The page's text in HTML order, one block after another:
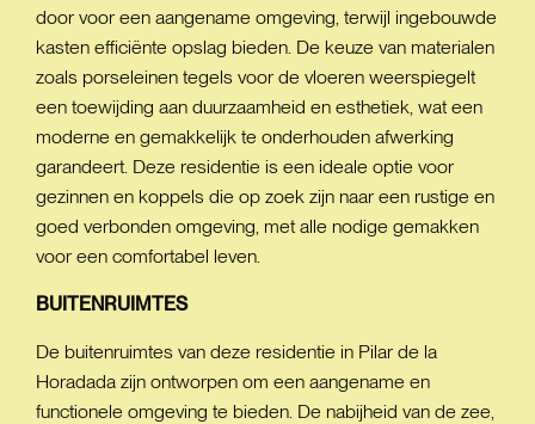
door voor een aangename omgeving, terwijl ingebouwde
kasten efficiënte opslag bieden. De keuze van materialen
zoals porseleinen tegels voor de vloeren weerspiegelt
een toewijding aan duurzaamheid en esthetiek, wat een
moderne en gemakkelijk te onderhouden afwerking
garandeert. Deze residentie is een ideale optie voor
gezinnen en koppels die op zoek zijn naar een rustige en
goed verbonden omgeving, met alle nodige gemakken
voor een comfortabel leven.
BUITENRUIMTES
De buitenruimtes van deze residentie in Pilar de la
Horadada zijn ontworpen om een aangename en
functionele omgeving te bieden. De nabijheid van de zee,